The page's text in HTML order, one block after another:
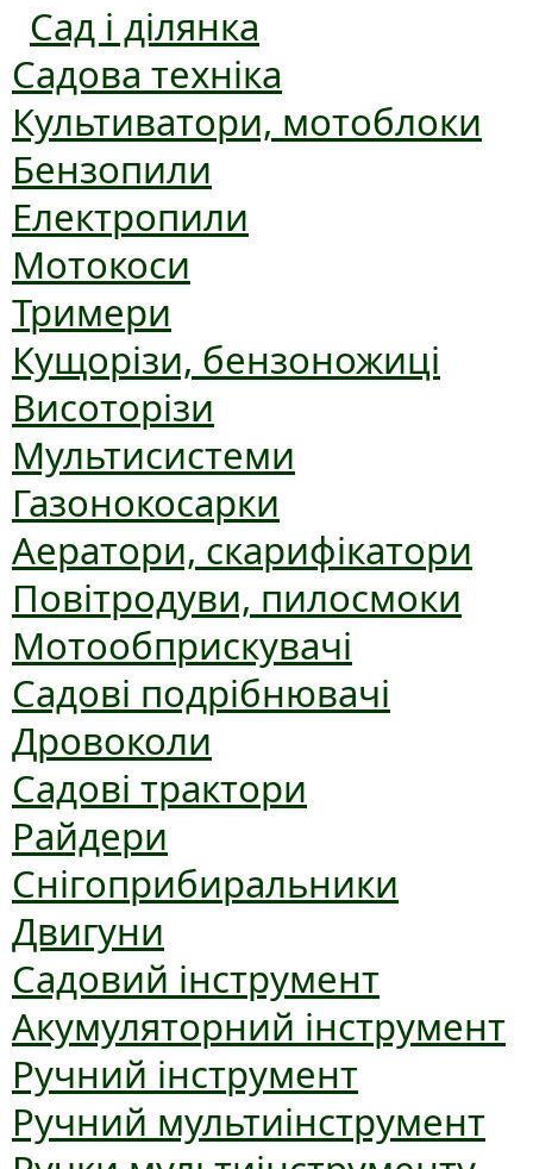
Сад і ділянка
Садова техніка
Культиватори, мотоблоки
Бензопили
Електропили
Мотокоси
Тримери
Кущорізи, бензоножиці
Висоторізи
Мультисистеми
Газонокосарки
Аератори, скарифікатори
Повітродуви, пилосмоки
Мотообприскувачі
Садові подрібнювачі
Дровоколи
Садові трактори
Райдери
Снігоприбиральники
Двигуни
Садовий інструмент
Акумуляторний інструмент
Ручний інструмент
Ручний мультиінструмент